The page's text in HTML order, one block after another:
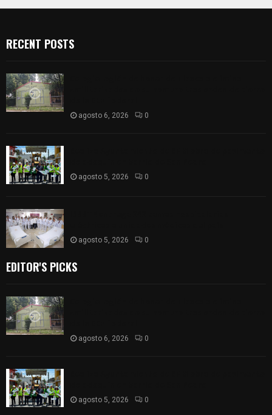
RECENT POSTS
agosto 6, 2026 0
agosto 5, 2026 0
agosto 5, 2026 0
EDITOR'S PICKS
agosto 6, 2026 0
agosto 5, 2026 0